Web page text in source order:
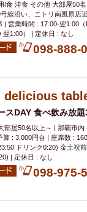
割烹 女性専用
) 炭火焼 ペイ
題 動物カフェ＆
島野菜 しゃぶしゃ
ディング
ガ盛り つけ麺
ーガニック プレミ
イボール 飲み比べ
チーズタッカルビ
儀保駅周辺
食 洋食 その他 大部屋50
線沿い、ニトリ南風原店
| 営業時間 : 17:00-翌1:00（
1:00） | 定休日 : なし
098-888-
delicious
スDAY 食べ飲み放
部屋50名以上～ | 那覇市内
: 3,000円台 | 座席数 :
ドリンク0:20) 金土祝
| 定休日 : なし
098-975-